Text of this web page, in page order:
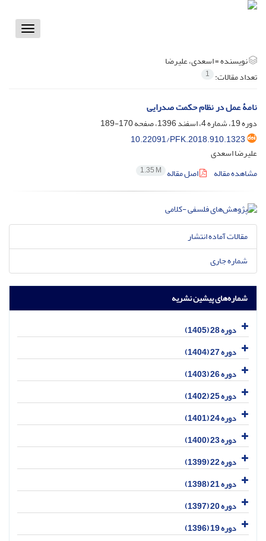
Toggle
نویسنده =اسعدی، علیرضا
تعداد مقالات: 1
نامۀ عمل در نظام حکمت صدرایی
دوره 19، شماره 4، اسفند 1396، صفحه
170-189
10.22091/PFK.2018.910.1323
علیرضا اسعدی
مشاهده مقاله
اصل مقاله 1.35 M
مقالات آماده انتشار
شماره جاری
شماره‌های پیشین نشریه
دوره 28 (1405)
دوره 27 (1404)
دوره 26 (1403)
دوره 25 (1402)
دوره 24 (1401)
دوره 23 (1400)
دوره 22 (1399)
دوره 21 (1398)
دوره 20 (1397)
دوره 19 (1396)